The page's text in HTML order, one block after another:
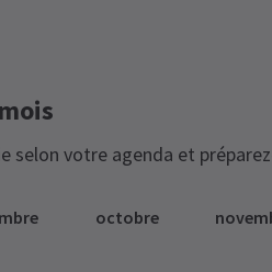
selon votre agenda et
octobre